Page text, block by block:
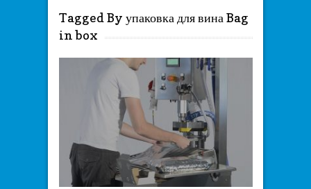
Tagged By упаковка для вина Bag
in box